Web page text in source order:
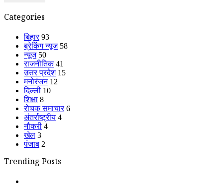
Categories
बिहार 93
ब्रेकिंग न्यूज 58
न्यूज 50
राजनीतिक 41
उत्तर प्रदेश 15
मनोरंजन 12
दिल्ली 10
शिक्षा 8
रोचक समाचार 6
अंतर्राष्ट्रीय 4
नौकरी 4
खेल 3
पंजाब 2
Trending Posts